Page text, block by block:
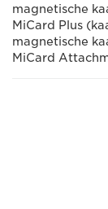
magnetische
MiCard Plus
magnetische
MiCard